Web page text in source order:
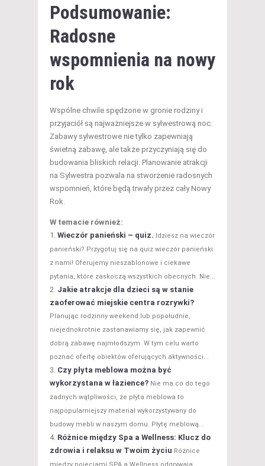
Podsumowanie:
Radosne
wspomnienia na nowy
rok
Wspólne chwile spędzone w gronie rodziny i
przyjaciół są najważniejsze w sylwestrową noc.
Zabawy sylwestrowe nie tylko zapewniają
świetną zabawę, ale także przyczyniają się do
budowania bliskich relacji. Planowanie atrakcji
na Sylwestra pozwala na stworzenie radosnych
wspomnień, które będą trwały przez cały Nowy
Rok.
W temacie również:
Wieczór panieński – quiz. Idziesz na wieczór
panieński? Przygotuj się na quiz wieczór panieński
z nami! Oferujemy nieszablonowe i ciekawe
pytania, które zaskoczą wszystkich obecnych. Nie...
Jakie atrakcje dla dzieci są w stanie
zaoferować miejskie centra rozrywki?
Planując rodzinny weekend lub popołudnie,
niejednokrotnie zastanawiamy się, jak zapewnić
dobrą zabawę najmłodszym. W tym celu warto
poznać ofertę obiektów oferujących aktywności...
Czy płyta meblowa można być
wykorzystana w łazience? Nie ma co do tego
żadnych wątpliwości, że płyta meblowa to
najpopularniejszy materiał wykorzystywany do
budowy mebli w naszym domu. Płytę meblową...
Różnice między Spa a Wellness: Klucz do
zdrowia i relaksu w Twoim życiu Różnice
między pojęciami SPA a Wellness odgrywają